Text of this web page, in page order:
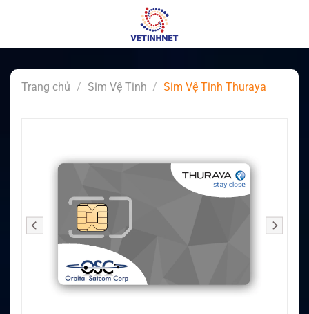
Trang chủ / Sim Vệ Tinh / Sim Vệ Tinh Thuraya